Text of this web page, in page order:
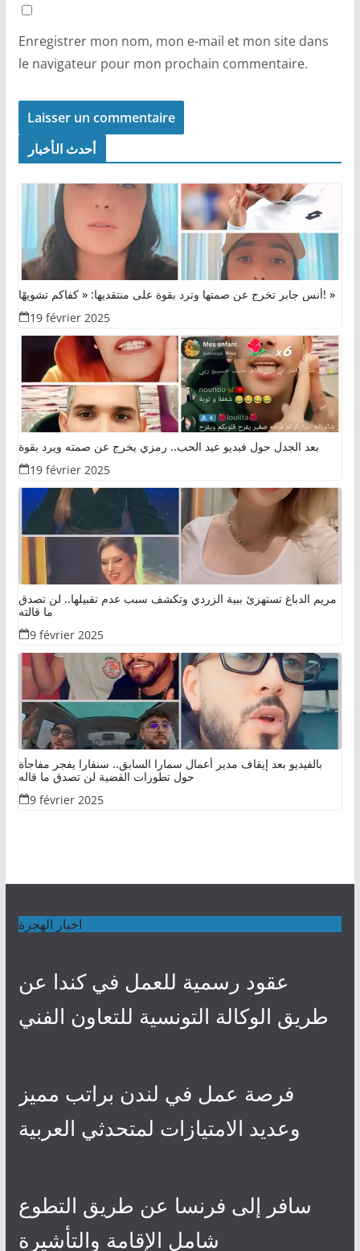
Enregistrer mon nom, mon e-mail et mon site dans
le navigateur pour mon prochain commentaire.
أحدث الأخبار
أنس جابر تخرج عن صمتها وترد بقوة على منتقديها: « كفاكم تشويهًا! »
19 février 2025
بعد الجدل حول فيديو عيد الحب.. رمزي يخرج عن صمته ويرد بقوة
19 février 2025
مريم الدباغ تستهزئ ببية الزردي وتكشف سبب عدم تقبيلها.. لن تصدق
ما قالته
9 février 2025
بالفيديو بعد إيقاف مدير أعمال سمارا السابق.. سنفارا يفجر مفاجأة
حول تطورات القضية لن تصدق ما قاله
9 février 2025
اخبار الهجرة
عقود رسمية للعمل في كندا عن
طريق الوكالة التونسية للتعاون الفني
فرصة عمل في لندن براتب مميز
وعديد الامتيازات لمتحدثي العربية
سافر إلى فرنسا عن طريق التطوع
شامل الإقامة والتأشيرة